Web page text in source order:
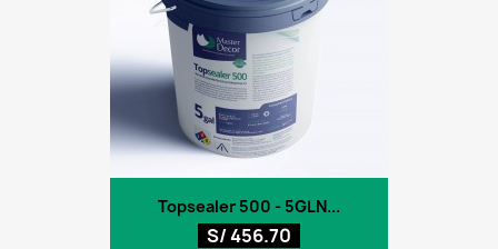
Topsealer 500 - 5GLN...
S/ 456.70